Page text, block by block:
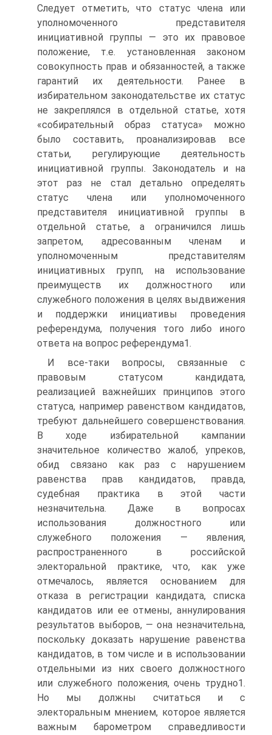
Следует отметить, что статус члена или
уполномоченного представителя
инициативной группы — это их правовое
положение, т.е. установленная законом
совокупность прав и обязанностей, а также
гарантий их деятельности. Ранее в
избирательном законодательстве их статус
не закреплялся в отдельной статье, хотя
«собирательный образ статуса» можно
было составить, проанализировав все
статьи, регулирующие деятельность
инициативной группы. Законодатель и на
этот раз не стал детально определять
статус члена или уполномоченного
представителя инициативной группы в
отдельной статье, а ограничился лишь
запретом, адресованным членам и
уполномоченным представителям
инициативных групп, на использование
преимуществ их должностного или
служебного положения в целях выдвижения
и поддержки инициативы проведения
референдума, получения того либо иного
ответа на вопрос референдума1.
И все-таки вопросы, связанные с
правовым статусом кандидата,
реализацией важнейших принципов этого
статуса, например равенством кандидатов,
требуют дальнейшего совершенствования.
В ходе избирательной кампании
значительное количество жалоб, упреков,
обид связано как раз с нарушением
равенства прав кандидатов, правда,
судебная практика в этой части
незначительна. Даже в вопросах
использования должностного или
служебного положения — явления,
распространенного в российской
электоральной практике, что, как уже
отмечалось, является основанием для
отказа в регистрации кандидата, списка
кандидатов или ее отмены, аннулирования
результатов выборов, — она незначительна,
поскольку доказать нарушение равенства
кандидатов, в том числе и в использовании
отдельными из них своего должностного
или служебного положения, очень трудно1.
Но мы должны считаться и с
электоральным мнением, которое является
важным барометром справедливости